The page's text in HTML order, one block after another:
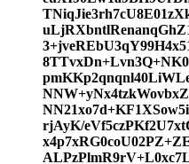
rjAyK/